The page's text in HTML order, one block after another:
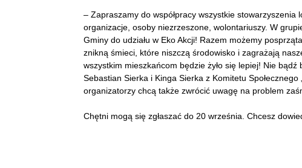
– Zapraszamy do współpracy wszystkie stowarzyszenia
organizacje, osoby niezrzeszone, wolontariuszy. W
Gminy do udziału w Eko Akcji! Razem możemy
znikną śmieci, które niszczą środowisko i zagrażają
wszystkim mieszkańcom będzie żyło się lepiej! Nie
Sebastian Sierka i Kinga Sierka z Komitetu
organizatorzy chcą także zwrócić uwagę na problem
Chętni mogą się zgłaszać do 20 września. Chcesz